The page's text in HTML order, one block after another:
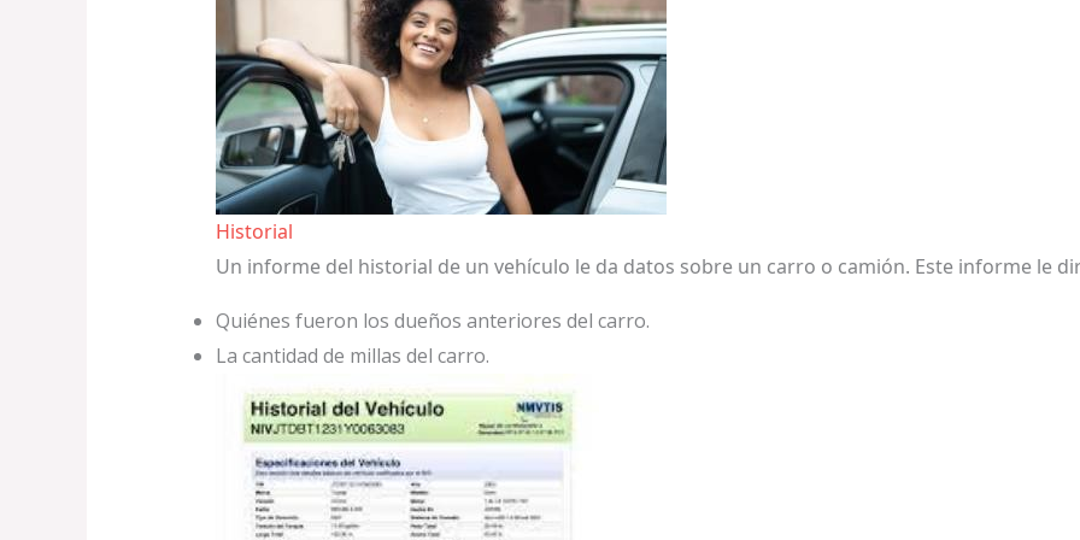
Historial
Un informe del historial de un vehículo le da datos sobre un carro o camión. Este informe le
Quiénes fueron los dueños anteriores del carro.
La cantidad de millas del carro.